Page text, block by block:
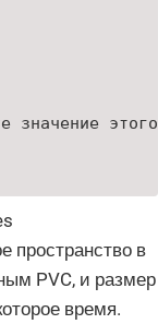
значение
пространство в
PVC, и размер
время.